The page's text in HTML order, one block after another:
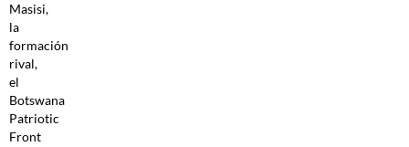
Masisi,
la
formación
rival,
el
Botswana
Patriotic
Front